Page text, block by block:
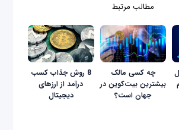
مطالب مرتبط
چه کسی مالک
بیشترین بیت‌کوین در
جهان است؟
8 روش جذاب کسب
درآمد از ارزهای
دیجیتال